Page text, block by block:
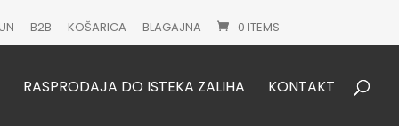
B2B KOŠARICA BLAGAJNA 0 ITEMS
RASPRODAJA DO ISTEKA ZALIHA KONTAKT
Products